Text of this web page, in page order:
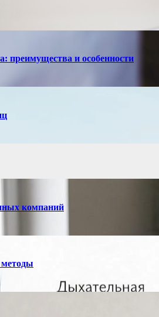
преимущества и особенности
компаний